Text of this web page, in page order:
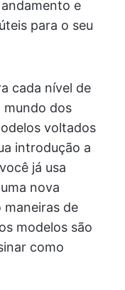
e
para o seu
cada nível de
mundo dos
voltados
introdução a
já usa
nova
maneiras de
modelos são
como